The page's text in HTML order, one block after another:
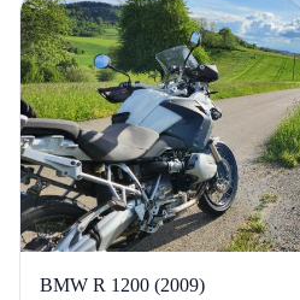
BMW R 1200 (2009)